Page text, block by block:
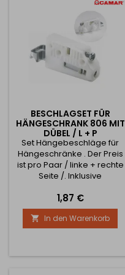
BESCHLAGSET FÜR
HÄNGESCHRANK 806 MIT
DÜBEL / L + P
Set Hängebeschläge für
Hängeschränke . Der Preis
ist pro Paar / linke + rechte
Seite /. Inklusive
die Montage in den
Schrank ist einfach nur
durch Klopfen mit einem
Hammer. Höhenverstellung
Tiefenverstellung +/- 25
Preis
1,87 €
 In den Warenkorb